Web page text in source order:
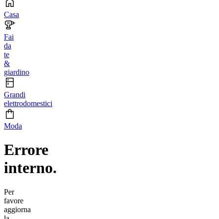
Casa
Fai
da
te
&
giardino
Grandi
elettrodomestici
Moda
Errore
interno.
Per
favore
aggiorna